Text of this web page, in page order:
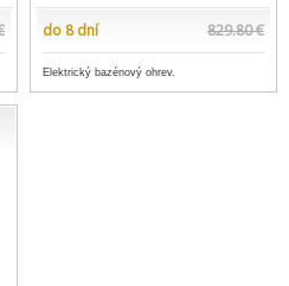
do 8 dní 829.80 €
Elektrický bazénový ohrev.